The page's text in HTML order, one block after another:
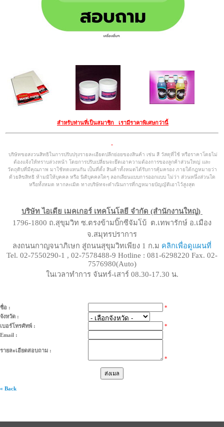
สำหรับท่านที่เป็นสมาชิก เรามีราคาพิเศษกว่านี้
บริษัทขอสงวนสิทธิในการปรับปรุงรายละเอียดปลีกย่อยของสินค้า เช่น สี วัสดุที่ใช้ หรือราคาโดยไม่
ต้องแจ้งให้ทราบล่วงหน้า โดยการปรับเปลี่ยนจะยึดเอาความต้องการของลูกค้าส่วนใหญ่ และ
วัตถุดิบที่มีคุณภาพ มาใช้ทดแทนกัน เป็นที่ตั้ง สินค้าทั้งหมดได้รับการคุ้มครอง ภายใต้กฎหมายว่า
ด้วยลิขสิทธิ ห้ามมิให้บุคคล หรือ นิติบุคคลใดๆ ลอกเลียนแบบการออกแบบ ไม่ว่า ส่วนหนึ่งส่วนใด
หรือทั้งหมด หากละเมิด ทางบริษัทจะดำเนินการที่กฎหมายบัญญัติเอาไว้สูงสุด
บริษัท ไอเดีย เมคเกอร์ เทคโนโลยี จำกัด (สำนักงานใหญ่)
1796-1800 ถ.สุขุมวิท ซ.ตรงข้ามบิ๊กซีจัมโบ้ ต.เทพารักษ์ อ.เมือง
จ.สมุทรปราการ
ลงถนนกาญจนาภิเษก สู่ถนนสุขุมวิทเพียง 1 ก.ม คลิกเพื่อดูแผนที่
Tel. 02-7550290-1 , 02-7578488-9 Hotline : 081-6298220 Fax. 02-
7576980(Auto)
ในเวลาทำการ จันทร์-เสาร์ 08.30-17.30 น.
ชื่อ :
*
จังหวัด :
เบอร์โทรศัทพ์ :
*
Email :
รายละเอียดสอบถาม :
*
« Back